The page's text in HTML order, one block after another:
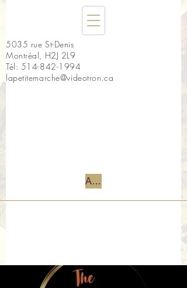
5035 rue St-Denis
Montréal, H2J 2L9
Tél: 514-842-1994
lapetitemarche@videotron.ca
Accueil